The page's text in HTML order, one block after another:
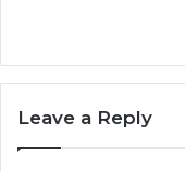
Leave a Reply